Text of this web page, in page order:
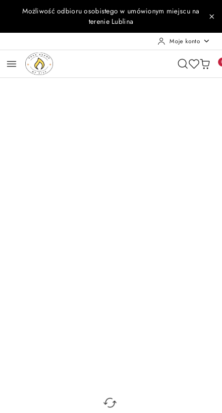
Przejdź do treści głównej
Przejdź do wyszukiwarki
Przejdź do moje konto
Przejdź do menu głównego
Przejdź do opisu produktu
Przejdź do stopki
Możliwość odbioru osobistego w umówionym miejscu na
terenie Lublina
Moje konto